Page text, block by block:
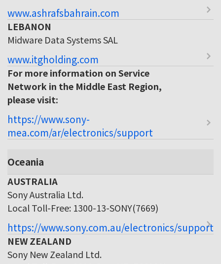
www.ashrafsbahrain.com
LEBANON
Midware Data Systems SAL
www.itgholding.com
For more information on Service
Network in the Middle East Region,
please visit:
https://www.sony-
mea.com/ar/electronics/support
Oceania
AUSTRALIA
Sony Australia Ltd.
Local Toll-Free: 1300-13-SONY(7669)
https://www.sony.com.au/electronics/support
NEW ZEALAND
Sony New Zealand Ltd.